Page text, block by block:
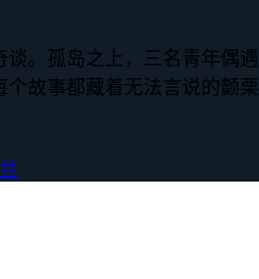
。孤岛之上，三名青年偶
故事都藏着无法言说的颤